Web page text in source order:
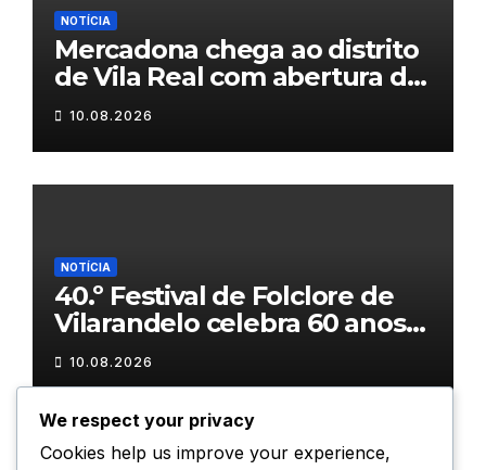
NOTÍCIA
Mercadona chega ao distrito
de Vila Real com abertura da
primeira loja em setembro
10.08.2026
NOTÍCIA
40.º Festival de Folclore de
Vilarandelo celebra 60 anos
de tradição
10.08.2026
We respect your privacy
Cookies help us improve your experience,